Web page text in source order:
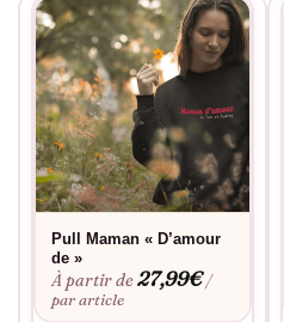
Pull Maman « D’amour
de »
À partir de27,99€ /
par article